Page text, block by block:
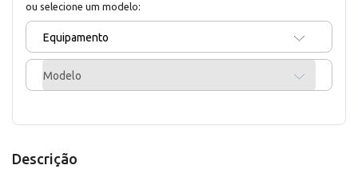
ou selecione um modelo:
Equipamento
Modelo
Descrição